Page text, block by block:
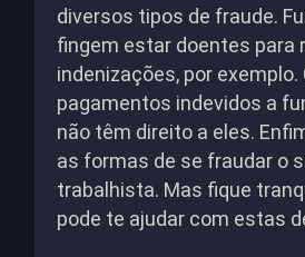
diversos tipos de fraude.
fingem estar doentes para
indenizações, por exemplo.
pagamentos indevidos a
não têm direito a eles.
as formas de se fraudar o
trabalhista. Mas fique
pode te ajudar com estas